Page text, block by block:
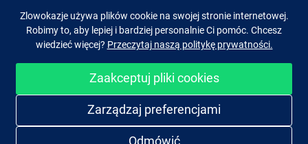
Obserwuj nas Facebook Instagram
Zlowokazje używa plików cookie na swojej stronie internetowej.
Robimy to, aby lepiej i bardziej personalnie Ci pomóc. Chcesz
wiedzieć więcej? Przeczytaj naszą politykę prywatności.
Zaakceptuj pliki cookies
Zarządzaj preferencjami
Odmówić